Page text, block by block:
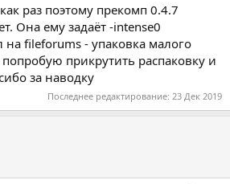
раз поэтому прекомп 0.4.7
Она ему задаёт -intense0
fileforums - упаковка малого
прикрутить распаковку и
за наводку
Последнее редактирование: 23 Дек 2019